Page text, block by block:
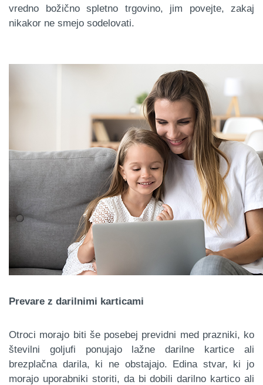
vredno božično spletno trgovino, jim povejte, zakaj
nikakor ne smejo sodelovati.
Prevare z darilnimi karticami
Otroci morajo biti še posebej previdni med prazniki, ko
številni goljufi ponujajo lažne darilne kartice ali
brezplačna darila, ki ne obstajajo. Edina stvar, ki jo
morajo uporabniki storiti, da bi dobili darilno kartico ali